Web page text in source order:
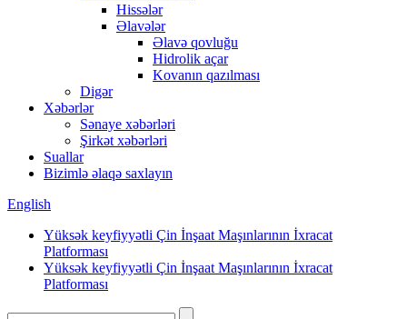
Hissələr
Əlavələr
Əlavə qovluğu
Hidrolik açar
Kovanın qazılması
Digər
Xəbərlər
Sənaye xəbərləri
Şirkət xəbərləri
Suallar
Bizimlə əlaqə saxlayın
English
Yüksək keyfiyyətli Çin İnşaat Maşınlarının İxracat
Platforması
Yüksək keyfiyyətli Çin İnşaat Maşınlarının İxracat
Platforması